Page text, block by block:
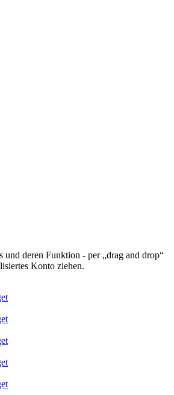
und deren Funktion - per „drag and drop“
Konto ziehen.